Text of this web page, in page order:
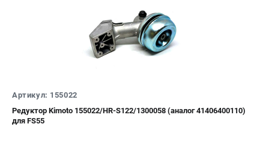
ПРИНАДЛЕЖНОСТИ
Цепи для бензопил
Леска для триммеров
Заточные наборы и напильники
Средства защиты
Артикул: 155022
Редуктор Kimoto 155022/HR-S122/1300058 (аналог 41406400110)
для FS55